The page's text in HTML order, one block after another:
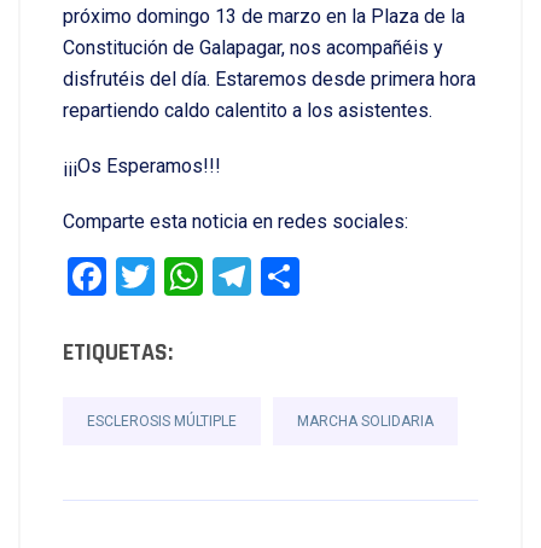
próximo domingo 13 de marzo en la Plaza de la
Constitución de Galapagar, nos acompañéis y
disfrutéis del día. Estaremos desde primera hora
repartiendo caldo calentito a los asistentes.
¡¡¡Os Esperamos!!!
Comparte esta noticia en redes sociales:
Facebook
TwitterWhatsApp
Telegram
ETIQUETAS:
ESCLEROSIS MÚLTIPLE MARCHA SOLIDARIA